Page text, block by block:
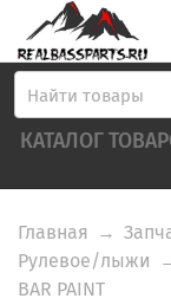
КАТАЛОГ
Главная →
Рулевое/лыжи
BAR PAINT